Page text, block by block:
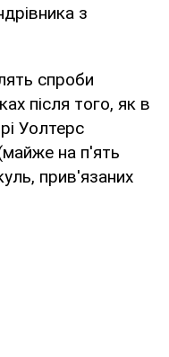
з
спроби
після того, як в
Уолтерс
на п'ять
прив'язаних